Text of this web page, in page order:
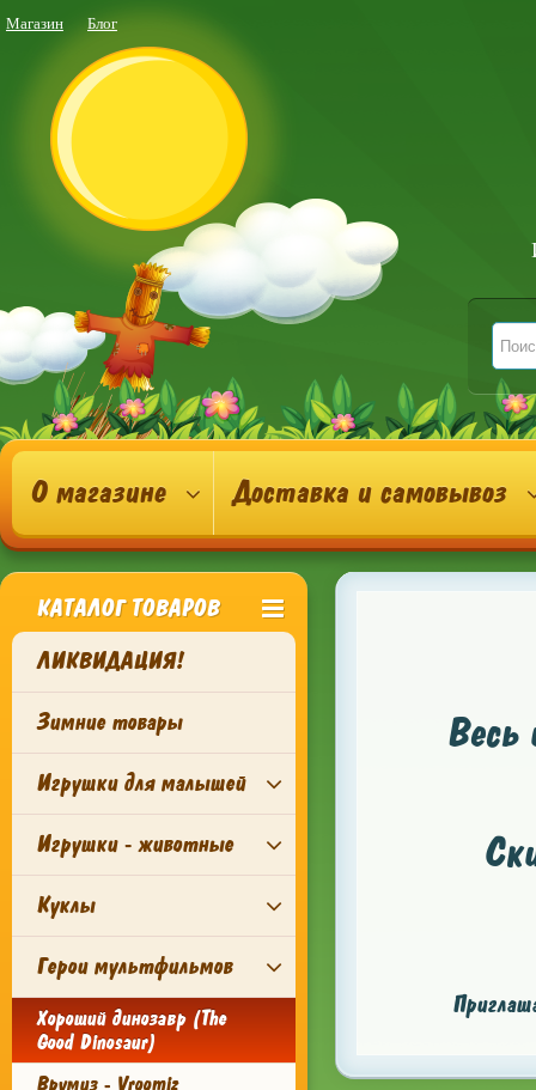
Магазин Блог
О магазине Доставка и самовывоз
КАТАЛОГ ТОВАРОВ
ЛИКВИДАЦИЯ!
Зимние товары
Игрушки для малышей
Игрушки - животные
Куклы
Герои мультфильмов
Хороший динозавр (The
Good Dinosaur)
Врумиз - Vroomiz
Весь